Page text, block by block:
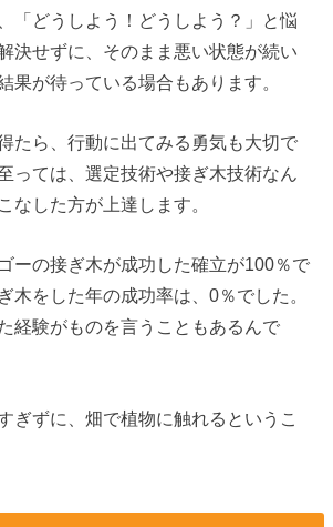
「どうしよう！どうしよう？」と悩
決せずに、そのまま悪い状態が続い
果が待っている場合もあります。
たら、行動に出てみる勇気も大切で
っては、選定技術や接ぎ木技術なん
なした方が上達します。
ーの接ぎ木が成功した確立が100％で
木をした年の成功率は、0％でした。
経験がものを言うこともあるんで
ぎずに、畑で植物に触れるというこ